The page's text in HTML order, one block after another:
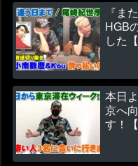
『ま
HGB
した
本日
京へ
す！